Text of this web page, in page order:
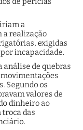
a
a realização
exigidas
incapacidade.
análise de quebras
Segundo os
valores de
dinheiro ao
das